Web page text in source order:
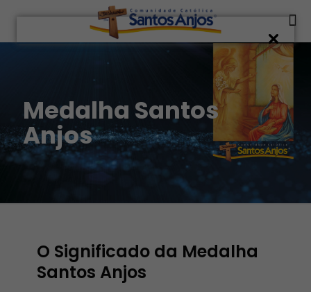
Medalha Santos
Anjos
O Significado da Medalha
Santos Anjos